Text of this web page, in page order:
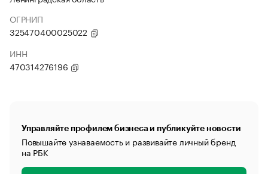
ОГРНИП
325470400025022
ИНН
470314276196
Управляйте профилем бизнеса и публикуйте новости
Повышайте узнаваемость и развивайте личный бренд
на РБК